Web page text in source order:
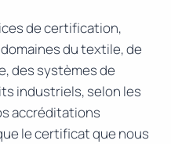
de certification,
domaines du textile, de
des systèmes de
industriels, selon les
accréditations
le certificat que nous